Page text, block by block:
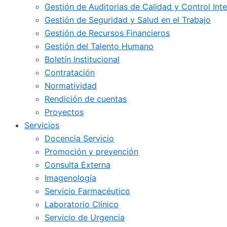
Gestión de Auditorias de Calidad y Control
Gestión de Seguridad y Salud en el Trabajo
Gestión de Recursos Financieros
Gestión del Talento Humano
Boletín Institucional
Contratación
Normatividad
Rendición de cuentas
Proyectos
Servicios
Docencia Servicio
Promoción y prevención
Consulta Externa
Imagenología
Servicio Farmacéutico
Laboratorio Clínico
Servicio de Urgencia